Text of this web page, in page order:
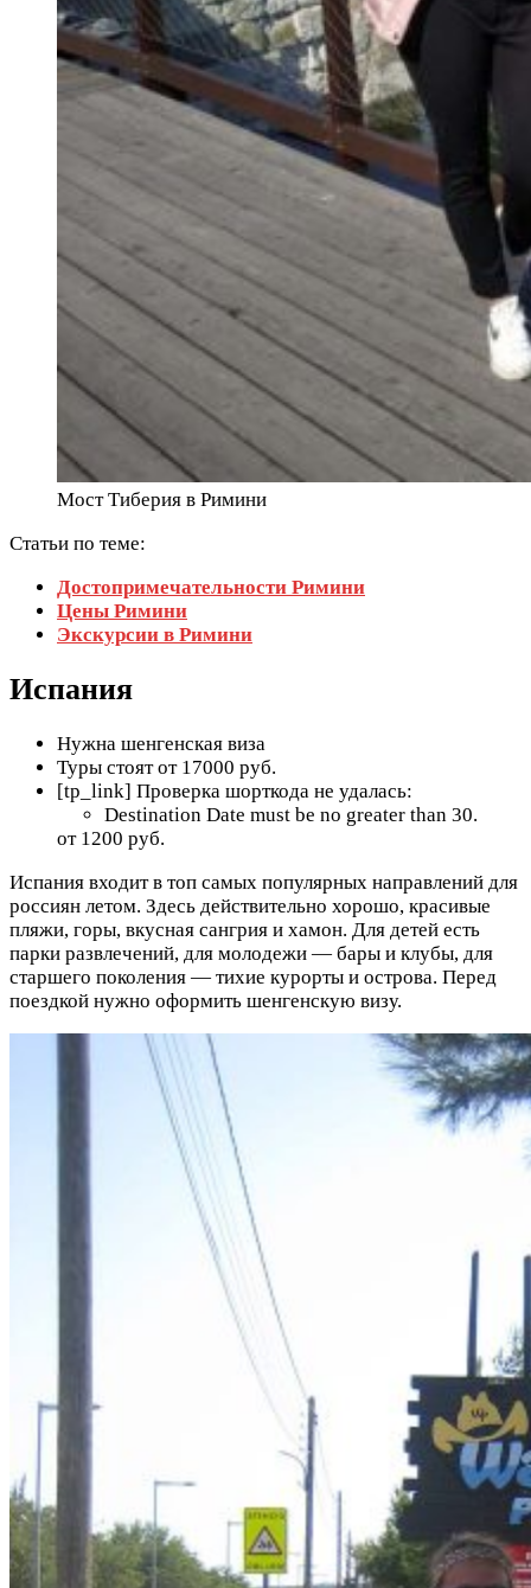
Мост Тиберия в Римини
Статьи по теме:
Достопримечательности Римини
Цены Римини
Экскурсии в Римини
Испания
Нужна шенгенская виза
Туры стоят от 17000 руб.
[tp_link] Проверка шорткода не удалась:
Destination Date must be no greater than 30.
от 1200 руб.
Испания входит в топ самых популярных направлений для
россиян летом. Здесь действительно хорошо, красивые
пляжи, горы, вкусная сангрия и хамон. Для детей есть
парки развлечений, для молодежи — бары и клубы, для
старшего поколения — тихие курорты и острова. Перед
поездкой нужно оформить шенгенскую визу.